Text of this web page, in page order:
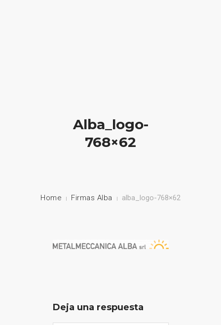
NUESTROS PRODUCTOSAlba_logo-
768×62
Home Firmas Alba alba_logo-768×62
Deja una respuesta